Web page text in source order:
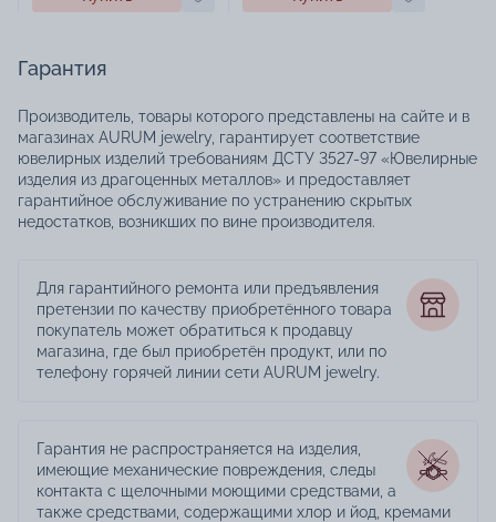
Гарантия
Производитель, товары которого представлены на сайте и в
магазинах AURUM jewelry, гарантирует соответствие
ювелирных изделий требованиям ДСТУ 3527-97 «Ювелирные
изделия из драгоценных металлов» и предоставляет
гарантийное обслуживание по устранению скрытых
недостатков, возникших по вине производителя.
Для гарантийного ремонта или предъявления
претензии по качеству приобретённого товара
покупатель может обратиться к продавцу
магазина, где был приобретён продукт, или по
телефону горячей линии сети AURUM jewelry.
Гарантия не распространяется на изделия,
имеющие механические повреждения, следы
контакта с щелочными моющими средствами, а
также средствами, содержащими хлор и йод, кремами